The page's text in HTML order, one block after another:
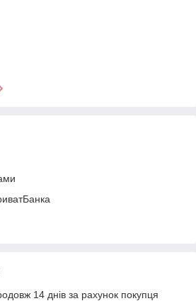
14 днів за рахунок покупця